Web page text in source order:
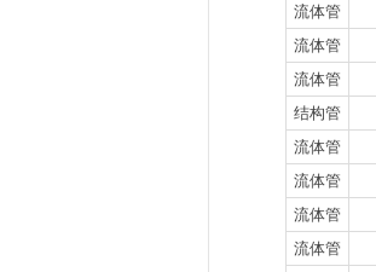
流体管
流体管
流体管
结构管
流体管
流体管
流体管
流体管